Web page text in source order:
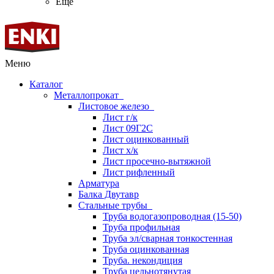
Меню
Каталог
Металлопрокат
Листовое железо
Лист г/к
Лист 09Г2С
Лист оцинкованный
Лист х/к
Лист просечно-вытяжной
Лист рифленный
Арматура
Балка Двутавр
Стальные трубы
Труба водогазопроводная (15-50)
Труба профильная
Труба эл/сварная тонкостенная
Труба оцинкованная
Труба. некондиция
Труба цельнотянутая